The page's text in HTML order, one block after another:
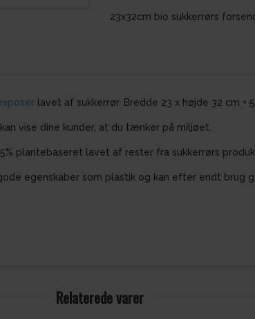
23x32cm bio sukkerrørs
lavet af sukkerrør. Bredde 23 x højde 32 cm +
kan vise dine kunder, at du tænker på miljøet.
plantebaseret lavet af rester fra sukkerrørs
egenskaber som plastik og kan efter endt brug
Relaterede varer